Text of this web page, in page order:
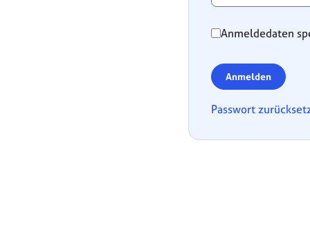
Anmeldedaten
Anmelden
Passwort